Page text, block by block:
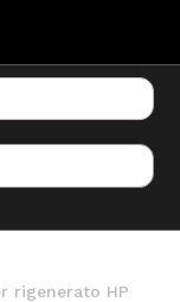
rigenerato HP